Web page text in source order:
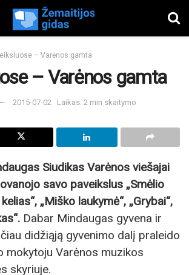
– Varėnos gamta
– Varėnos gamta
2015-07-02 Laikas: 2 min skaitymo
Siudikas Varėnos viešajai
savo paveikslus „Smėlio
„Miško laukymė“, „Grybai“,
Dabar Mindaugas gyvena ir
didžiąją gyvenimo dalį praleido
mokytoju Varėnos muzikos
skyriuje.